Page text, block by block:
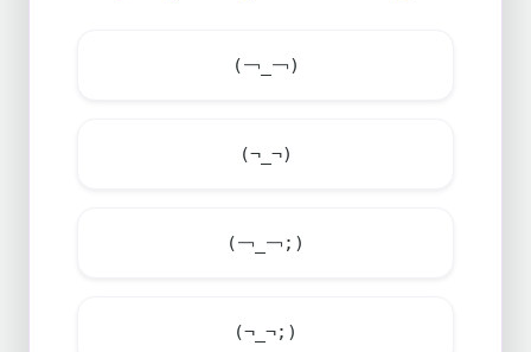
(￢_￢)
(¬_¬)
(￢_￢;)
(¬_¬;)